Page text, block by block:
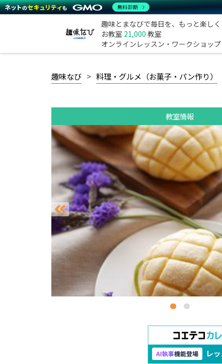
趣味とまなびで毎日を、もっと楽しく
お教室 21,000 教室
オンラインレッスン・ワークショップ
趣味なび 料理・グルメ（お菓子・パン作り）
教室情報
無料診断